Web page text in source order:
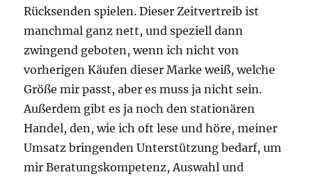
Rücksenden spielen. Dieser Zeitvertreib ist
manchmal ganz nett, und speziell dann
zwingend geboten, wenn ich nicht von
vorherigen Käufen dieser Marke weiß, welche
Größe mir passt, aber es muss ja nicht sein.
Außerdem gibt es ja noch den stationären
Handel, den, wie ich oft lese und höre, meiner
Umsatz bringenden Unterstützung bedarf, um
mir Beratungskompetenz, Auswahl und